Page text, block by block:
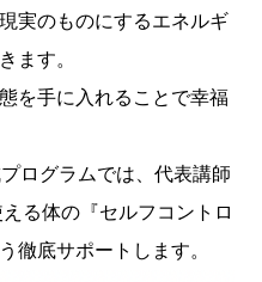
実のものにするエネルギ
ます。
を手に入れることで幸福
グラムでは、代表講師
る体の『セルフコントロ
徹底サポートします。